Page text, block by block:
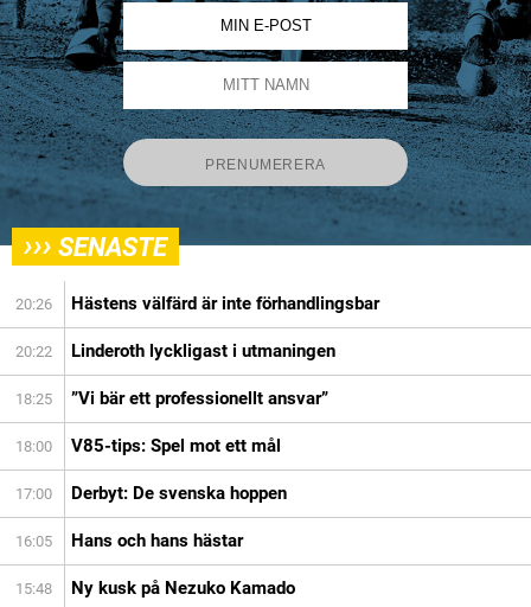
››› SENASTE
20:26 Hästens välfärd är inte förhandlingsbar
20:22 Linderoth lyckligast i utmaningen
18:25 ”Vi bär ett professionellt ansvar”
18:00 V85-tips: Spel mot ett mål
17:00 Derbyt: De svenska hoppen
16:05 Hans och hans hästar
15:48 Ny kusk på Nezuko Kamado